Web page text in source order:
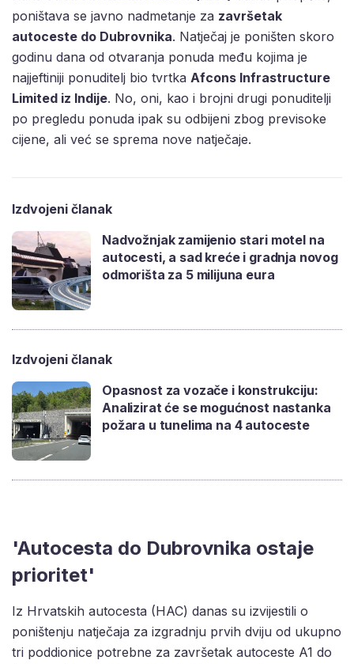
poništava se javno nadmetanje za završetak
autoceste do Dubrovnika. Natječaj je poništen skoro
godinu dana od otvaranja ponuda među kojima je
najjeftiniji ponuditelj bio tvrtka Afcons Infrastructure
Limited iz Indije. No, oni, kao i brojni drugi ponuditelji
po pregledu ponuda ipak su odbijeni zbog previsoke
cijene, ali već se sprema nove natječaje.
Izdvojeni članak
Nadvožnjak zamijenio stari motel na
autocesti, a sad kreće i gradnja novog
odmorišta za 5 milijuna eura
Izdvojeni članak
Opasnost za vozače i konstrukciju:
Analizirat će se mogućnost nastanka
požara u tunelima na 4 autoceste
'Autocesta do Dubrovnika ostaje
prioritet'
Iz Hrvatskih autocesta (HAC) danas su izvijestili o
poništenju natječaja za izgradnju prvih dviju od ukupno
tri poddionice potrebne za završetak autoceste A1 do